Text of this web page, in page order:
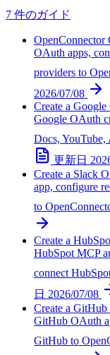
7 件のガイド
OpenConnector
OAuth apps,
providers to
2026/07/08
Create a
Google OAuth
Docs,
更新日
Create a Slack
app, configure
to
Create a
HubSpot MCP
connect
日 2026/07/08
Create a
GitHub OAuth
GitHub to